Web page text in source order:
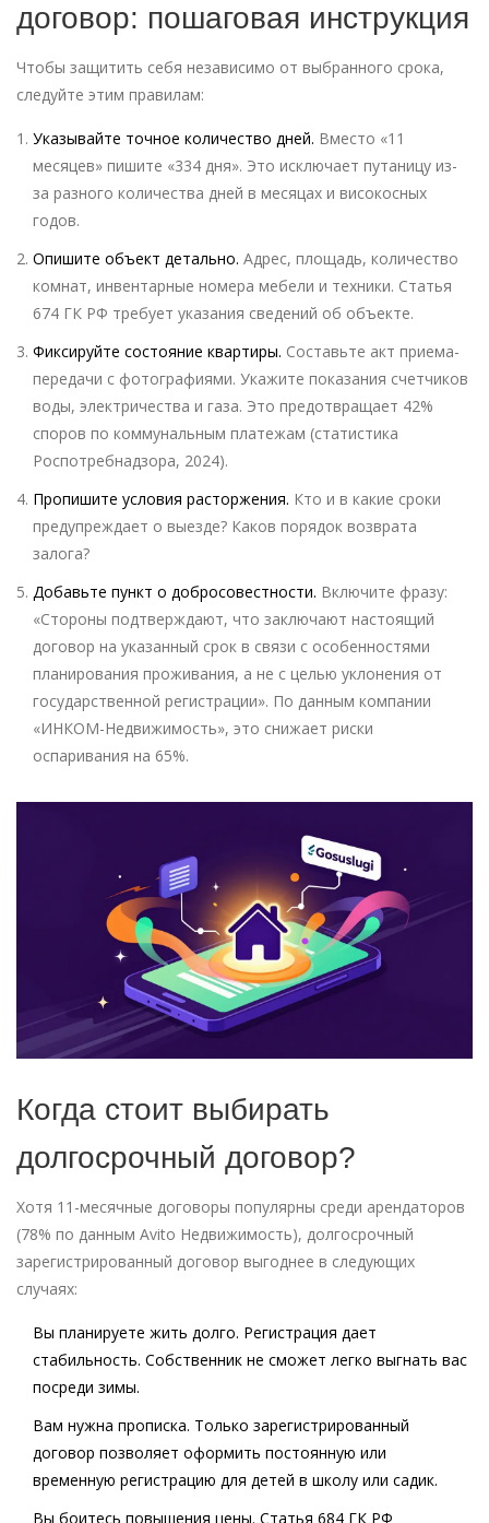
договор: пошаговая инструкция
Чтобы защитить себя независимо от выбранного срока,
следуйте этим правилам:
Указывайте точное количество дней. Вместо «11
месяцев» пишите «334 дня». Это исключает путаницу из-
за разного количества дней в месяцах и високосных
годов.
Опишите объект детально. Адрес, площадь, количество
комнат, инвентарные номера мебели и техники. Статья
674 ГК РФ требует указания сведений об объекте.
Фиксируйте состояние квартиры. Составьте акт приема-
передачи с фотографиями. Укажите показания счетчиков
воды, электричества и газа. Это предотвращает 42%
споров по коммунальным платежам (статистика
Роспотребнадзора, 2024).
Пропишите условия расторжения. Кто и в какие сроки
предупреждает о выезде? Каков порядок возврата
залога?
Добавьте пункт о добросовестности. Включите фразу:
«Стороны подтверждают, что заключают настоящий
договор на указанный срок в связи с особенностями
планирования проживания, а не с целью уклонения от
государственной регистрации». По данным компании
«ИНКОМ-Недвижимость», это снижает риски
оспаривания на 65%.
Когда стоит выбирать
долгосрочный договор?
Хотя 11-месячные договоры популярны среди арендаторов
(78% по данным Avito Недвижимость), долгосрочный
зарегистрированный договор выгоднее в следующих
случаях:
Вы планируете жить долго. Регистрация дает
стабильность. Собственник не сможет легко выгнать вас
посреди зимы.
Вам нужна прописка. Только зарегистрированный
договор позволяет оформить постоянную или
временную регистрацию для детей в школу или садик.
Вы боитесь повышения цены. Статья 684 ГК РФ